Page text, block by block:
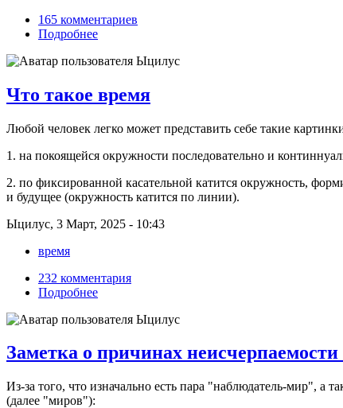
165 комментариев
Подробнее
Что такое время
Любой человек легко может представить себе такие
1. на покоящейся окружности последовательно и
2. по фиксированной касательной катится окружность,
и будущее (окружность катится по линии).
Ыцилус, 3 Март, 2025 - 10:43
время
232 комментария
Подробнее
Заметка о причинах
Из-за того, что изначально есть пара "наблюдатель-мир", а
(далее "миров"):